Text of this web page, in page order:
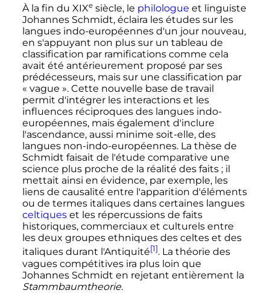
À la fin du XIXe siècle, le philologue et linguiste
Johannes Schmidt, éclaira les études sur les
langues indo-européennes d'un jour nouveau,
en s'appuyant non plus sur un tableau de
classification par ramifications comme cela
avait été antérieurement proposé par ses
prédécesseurs, mais sur une classification par
« vague ». Cette nouvelle base de travail
permit d'intégrer les interactions et les
influences réciproques des langues indo-
européennes, mais également d'inclure
l'ascendance, aussi minime soit-elle, des
langues non-indo-européennes. La thèse de
Schmidt faisait de l'étude comparative une
science plus proche de la réalité des faits ; il
mettait ainsi en évidence, par exemple, les
liens de causalité entre l'apparition d'éléments
ou de termes italiques dans certaines langues
celtiqueset les répercussions de faits
historiques, commerciaux et culturels entre
les deux groupes ethniques des celtes et des
italiques durant l'Antiquité[1]. La théorie des
vagues compétitives ira plus loin que
Johannes Schmidt en rejetant entièrement la
Stammbaumtheorie.